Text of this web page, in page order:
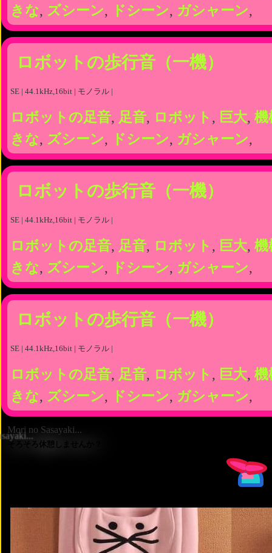
きな, ズシーン, ドシーン, ガシャーン,
ロボットの歩行音（一機）
SE | 44.1kHz,16bit | モノラル |
ロボットの足音, 足音, ロボット , 巨大, 機
きな, ズシーン, ドシーン, ガシャーン,
ロボットの歩行音（一機）
SE | 44.1kHz,16bit | モノラル |
ロボットの足音, 足音, ロボット , 巨大, 機
きな, ズシーン, ドシーン, ガシャーン,
ロボットの歩行音（一機）
SE | 44.1kHz,16bit | モノラル |
ロボットの足音, 足音, ロボット , 巨大, 機
きな, ズシーン, ドシーン, ガシャーン,
Mori no Sasayaki...
そろそろ休憩しませんか？